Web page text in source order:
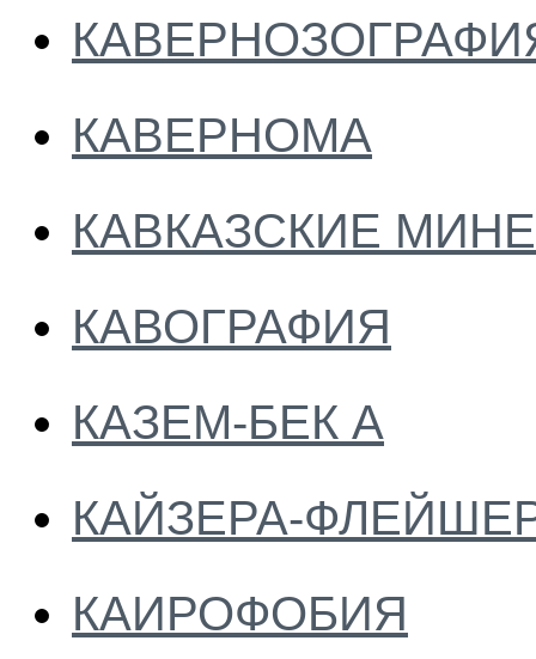
КАВЕРНОМА
КАВКАЗСКИЕ
КАВОГРАФИЯ
КАЗЕМ-БЕК А
КАЙЗЕРА-
КАИРОФОБИЯ